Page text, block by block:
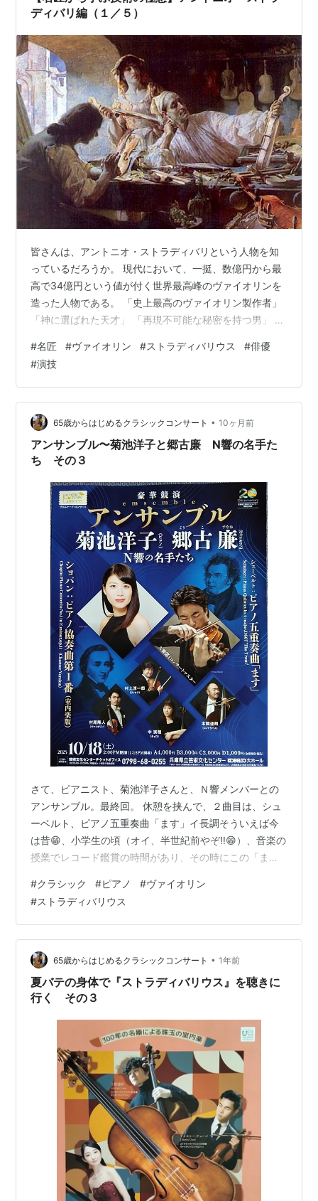
木材処理、化学薬品──いかにも“再…
ディバリ編（１／５）
皆さんは、アントニオ・ストラディバリという人物を知
っているだろうか。 現代において、一挺、数億円から最
高で34億円という値が付く世界最高峰のヴァイオリンを
造った人物である。 「史上最高のヴァイオリン製作者」
「神に選ばれた天才」 「再現不可能な秘密を持つ男」 そ
うか。 だが、史料にあたればあたるほど、ひとつの事実
が浮かび上がってくる。彼の人生は、驚くほど“普通の職
人の人生”だった、という事実である。 この普通の人生を
送った人物が、なぜ世界最高峰のヴァイオリンを造るこ
とが出来たのか？その謎を全５回にわたって紐解いてい
く。 俳優諸君が、演じる技術を…
#名匠 #ヴァイオリン #ストラディバリウス #俳優
#演技
65歳からはじめるクラシックコンサート • 10ヶ月前
アンサンブル〜菊池洋子と郷古廉 N響の名手た
ち その３
さて、ピアニスト、菊池洋子さんと、Ｎ響メンバーとの
アンサンブル。最終回。 休憩を挟んで、２曲目は、シュ
ーベルト、ピアノ五重奏曲「ます」イ長調そういえば今
は昔😁、小学生の頃（オイ、半世紀前やぞ‼️😁）、音楽の
授業でレコード鑑賞の時間があり、その時にこの「ま
成り立っています。有名な歌曲「ます」のテーマが奏で
られるのが第４楽章です。 www.youtube.com 解説文を
読むと、シューベルトは、この五重奏曲を若干22歳で、
作曲しているのですね。ちなみに、1曲目のショパン、ピ
アノ協奏曲第1番も、ショパン20歳の時の作品。やっぱ
り、天才というのは、モー…
#クラシック #ピアノ #ヴァイオリン
#ストラディバリウス
65歳からはじめるクラシックコンサート • 1年前
夏バテの身体で『ストラディバリウス』を聴きに
行く その３